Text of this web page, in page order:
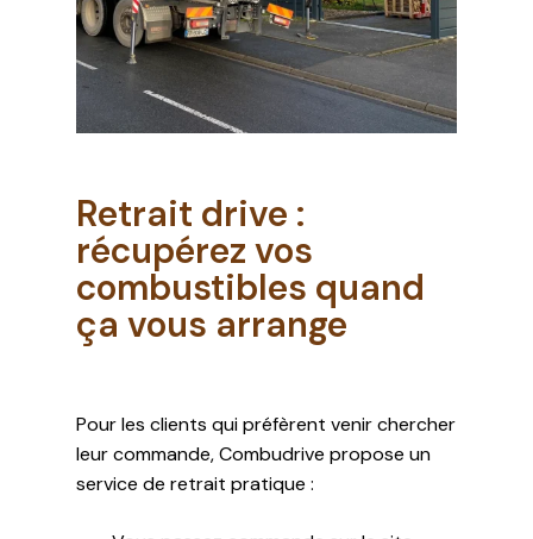
Retrait drive :
récupérez vos
combustibles quand
ça vous arrange
Pour les clients qui préfèrent venir chercher
leur commande, Combudrive propose un
service de retrait pratique :